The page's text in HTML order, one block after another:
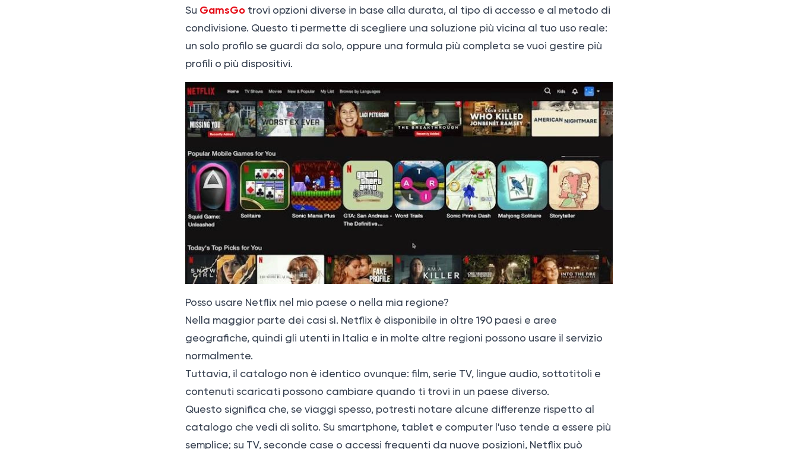
Su GamsGo trovi opzioni diverse in base alla durata, al tipo di accesso e al metodo di
condivisione. Questo ti permette di scegliere una soluzione più vicina al tuo uso reale:
un solo profilo se guardi da solo, oppure una formula più completa se vuoi gestire più
profili o più dispositivi.
Posso usare Netflix nel mio paese o nella mia regione?
Nella maggior parte dei casi sì. Netflix è disponibile in oltre 190 paesi e aree
geografiche, quindi gli utenti in Italia e in molte altre regioni possono usare il servizio
normalmente.
Tuttavia, il catalogo non è identico ovunque: film, serie TV, lingue audio, sottotitoli e
contenuti scaricati possono cambiare quando ti trovi in un paese diverso.
Questo significa che, se viaggi spesso, potresti notare alcune differenze rispetto al
catalogo che vedi di solito. Su smartphone, tablet e computer l'uso tende a essere più
semplice; su TV, seconde case o accessi frequenti da nuove posizioni, Netflix può